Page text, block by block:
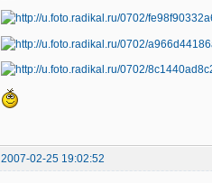
2007-02-25 19:02:52